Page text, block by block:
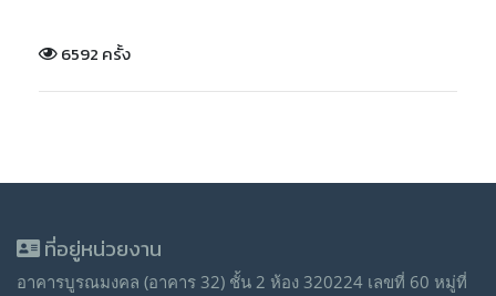
6592 ครั้ง
ที่อยู่หน่วยงาน
อาคารบูรณมงคล (อาคาร 32) ชั้น 2 ห้อง 320224 เลขที่ 60 หมู่ที่